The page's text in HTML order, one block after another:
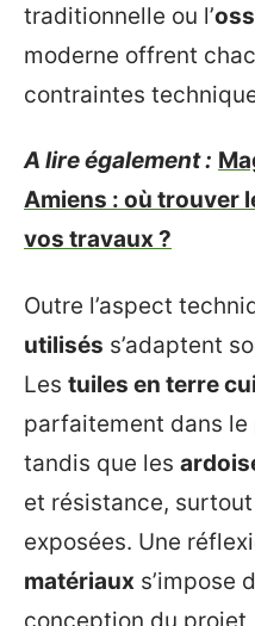
traditionnelle ou l’
moderne offrent
contraintes
A lire également :
Amiens : où trouver
vos travaux ?
Outre l’aspect
utilisés s’adaptent
Les tuiles en terre
parfaitement dans
tandis que les
et résistance,
exposées. Une
matériaux s’impose
conception du